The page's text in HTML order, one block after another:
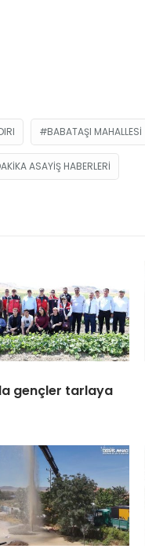
BABATAŞI MAHALLESI
ASAYIŞ HABERLERI
gençler tarlaya